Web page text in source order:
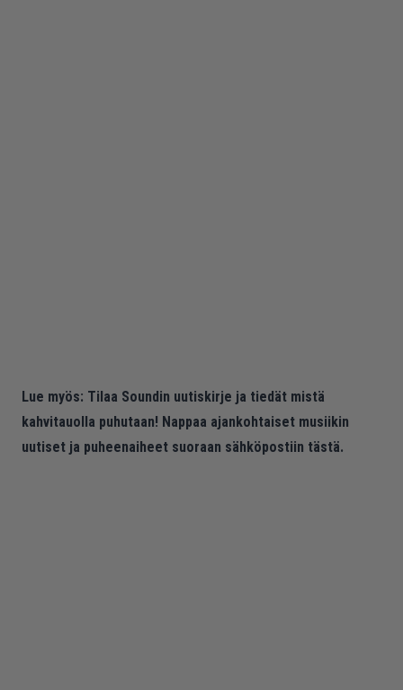
Lue myös: Tilaa Soundin uutiskirje ja tiedät mistä
kahvitauolla puhutaan! Nappaa ajankohtaiset musiikin
uutiset ja puheenaiheet suoraan sähköpostiin tästä.